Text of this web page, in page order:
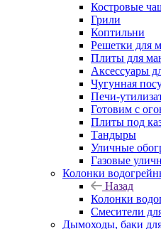
Костровые
Грили
Коптильни
Решетки для
Плиты для
Аксессуары
Чугунная
Печи-
Готовим с
Плиты под
Тандыры
Уличные
Газовые
Колонки
Назад
Колонки
Смесители
Дымоходы, баки